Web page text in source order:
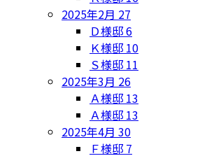
2025年2月 27
Ｄ様邸6
Ｋ様邸 10
Ｓ様邸 11
2025年3月 26
Ａ様邸 13
Ａ様邸 13
2025年4月 30
Ｆ様邸 7